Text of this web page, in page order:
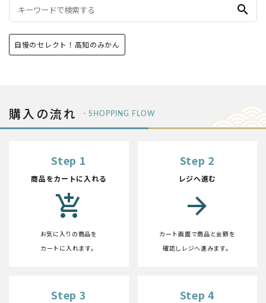
search
自慢のセレクト！高知のみかん
購入の流れ - SHOPPING FLOW
Step 1
商品をカートに入れる
add_shopping_cart
お気に入りの商品を
カートに入れます。
Step 2
レジへ進む
arrow_forward
カート画面で商品と金額を
確認しレジへ進みます。
Step 3 Step 4